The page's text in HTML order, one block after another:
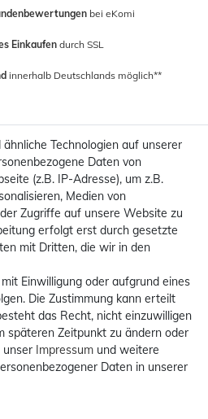
bei eKomi
Einkaufen durch SSL
innerhalb Deutschlands möglich**
Technologien auf unserer
Daten von
(z.B. IP-Adresse), um z.B.
Medien von
Zugriffe auf unsere Website zu
erfolgt erst durch gesetzte
mit Dritten, die wir in den
Einwilligung oder aufgrund eines
Die Zustimmung kann erteilt
das Recht, nicht einzuwilligen
späteren Zeitpunkt zu ändern oder
unser Impressum und weitere
Daten in unserer